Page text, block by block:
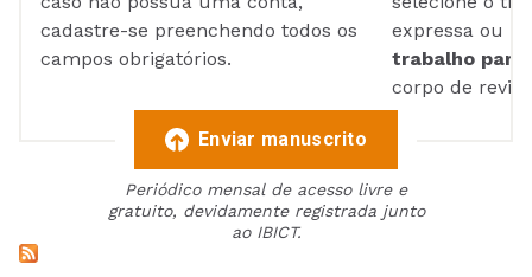
cadastre-se preenchendo todos os
campos obrigatórios.
expressa ou
trabalho para
corpo de
Enviar manuscrito
Periódico mensal de acesso livre e
gratuito, devidamente registrada junto
ao IBICT.